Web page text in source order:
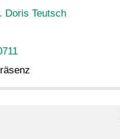
Doris Teutsch